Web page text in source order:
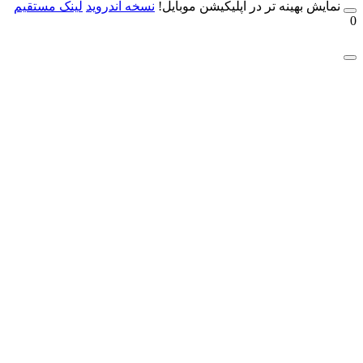
بهینه تر در اپلیکیشن موبایل!نسخه آندروید لینک مستقیم